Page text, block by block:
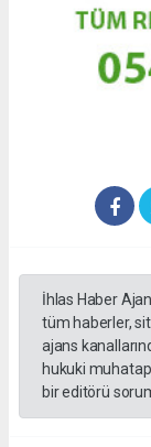
İhlas Haber
tüm haberler,
ajans
hukuki
bir editörü